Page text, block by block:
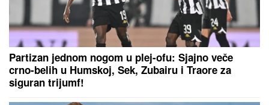
Partizan jednom nogom u plej-ofu: Sjajno veče
crno-belih u Humskoj, Sek, Zubairu i Traore za
siguran trijumf!